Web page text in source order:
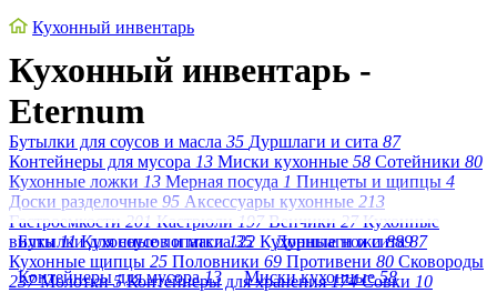
Кухонный инвентарь
Кухонный инвентарь -
Eternum
Бутылки для соусов и масла 35 Дуршлаги и сита 87
Контейнеры для мусора 13 Миски кухонные 58 Сотейники 80
Кухонные ложки 13 Мерная посуда 1 Пинцеты и щипцы 4
Доски разделочные 95 Аксессуары кухонные 213
Гастроемкости 201 Кастрюли 197 Венчики 27 Кухонные
вилки 11 Кухонные лопатки 122 Кухонные ножи 889
Кухонные щипцы 25 Половники 69 Противени 80 Сковороды
237 Молотки 5 Контейнеры для хранения 174 Совки 10
Бутылки для соусов и масла 35 Дуршлаги и сита 87
Контейнеры для мусора 13 Миски кухонные 58